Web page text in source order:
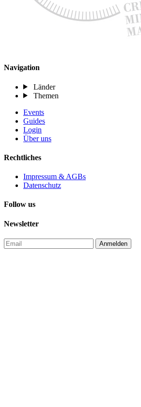
Navigation
Länder
Themen
Events
Guides
Login
Über uns
Rechtliches
Impressum & AGBs
Datenschutz
Follow us
Newsletter
Anmelden